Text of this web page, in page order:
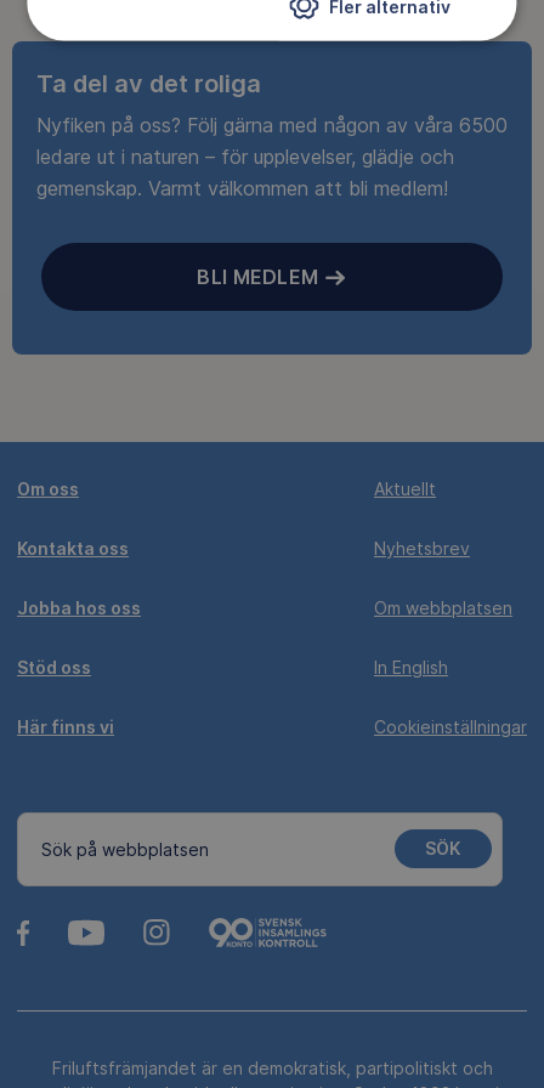
Ta del av det roliga
Nyfiken på oss? Följ gärna med någon av våra 6500
ledare ut i naturen – för upplevelser, glädje och
gemenskap. Varmt välkommen att bli medlem!
BLI MEDLEM
Om oss
Kontakta oss
Jobba hos oss
Stöd oss
Här finns vi
Aktuellt
Nyhetsbrev
Om webbplatsen
In English
Cookieinställningar
Sök på webbplatsen SÖK
Friluftsfrämjandet är en demokratisk, partipolitiskt och
Fler alternativ